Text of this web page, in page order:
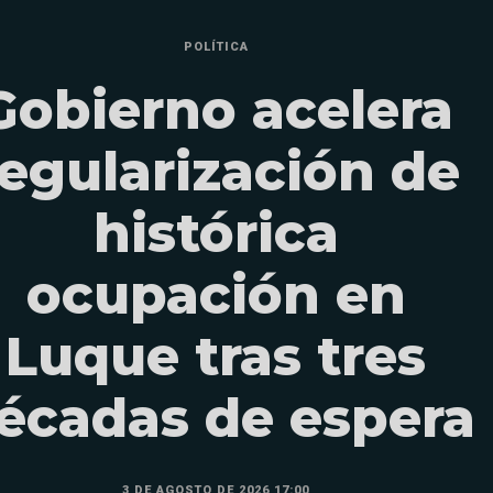
POLÍTICA
acelera
de
histórica
ocupación en
Luque tras tres
de espera
3 DE AGOSTO DE 2026 17:00